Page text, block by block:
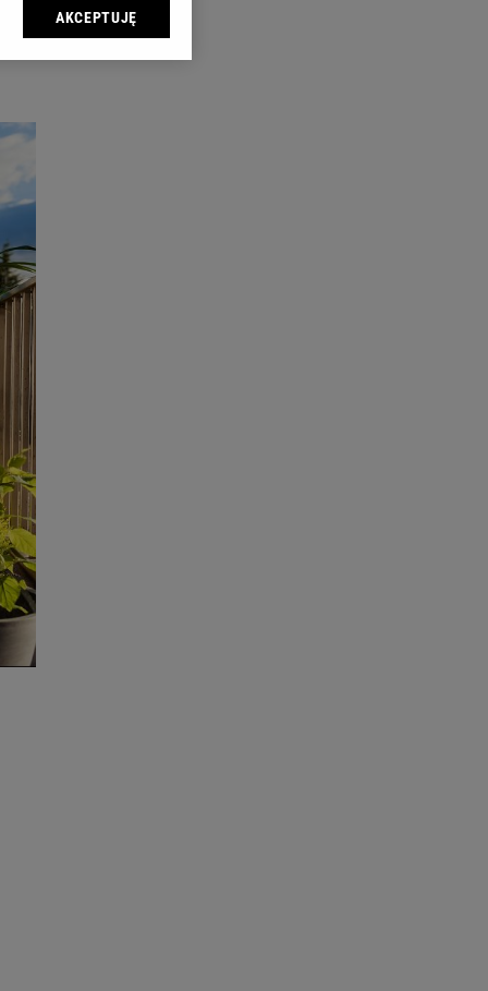
sp. z o.o., jej
danych poprzez
Zmiana ustawień
celów identyfikacji.
reklam i treści,
AKCEPTUJĘ